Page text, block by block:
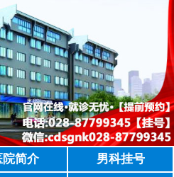
院简介
男科挂号